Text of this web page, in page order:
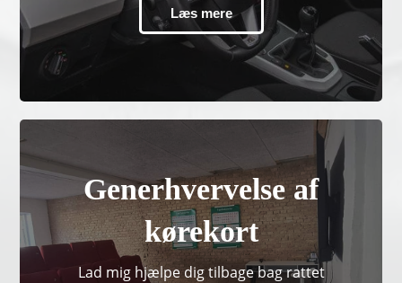
Læs mere
Generhvervelse af
kørekort
Lad mig hjælpe dig tilbage bag rattet